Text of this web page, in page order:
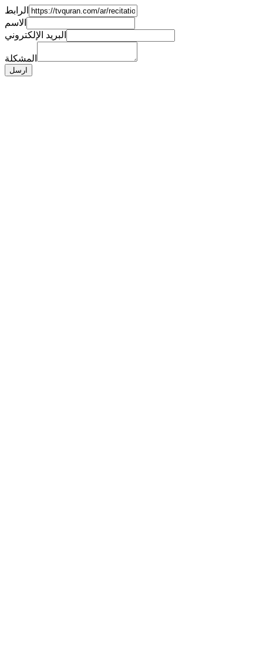
الرابط
الاسم
البريد الإلكتروني
المشكلة
ارسل